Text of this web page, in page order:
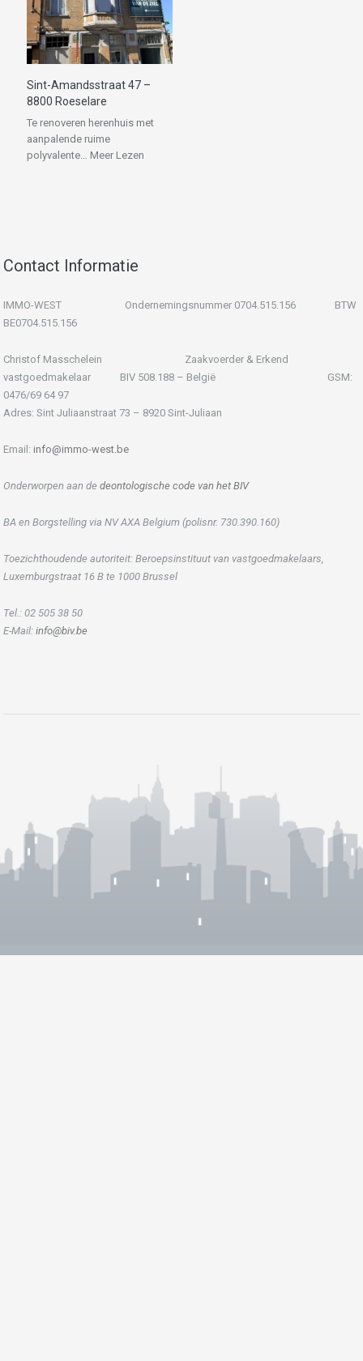
Sint-Amandsstraat 47 –
8800 Roeselare
Te renoveren herenhuis met
aanpalende ruime
polyvalente… Meer Lezen
Contact Informatie
IMMO-WEST Ondernemingsnummer 0704.515.156 BTW
BE0704.515.156
Christof Masschelein Zaakvoerder & Erkend
vastgoedmakelaar BIV 508.188 – België GSM:
0476/69 64 97
Adres: Sint Juliaanstraat 73 – 8920 Sint-Juliaan
Email: info@immo-west.be
Onderworpen aan de deontologische code van het BIV
BA en Borgstelling via NV AXA Belgium (polisnr. 730.390.160)
Toezichthoudende autoriteit: Beroepsinstituut van vastgoedmakelaars,
Luxemburgstraat 16 B te 1000 Brussel
Tel.: 02 505 38 50
E-Mail: info@biv.be